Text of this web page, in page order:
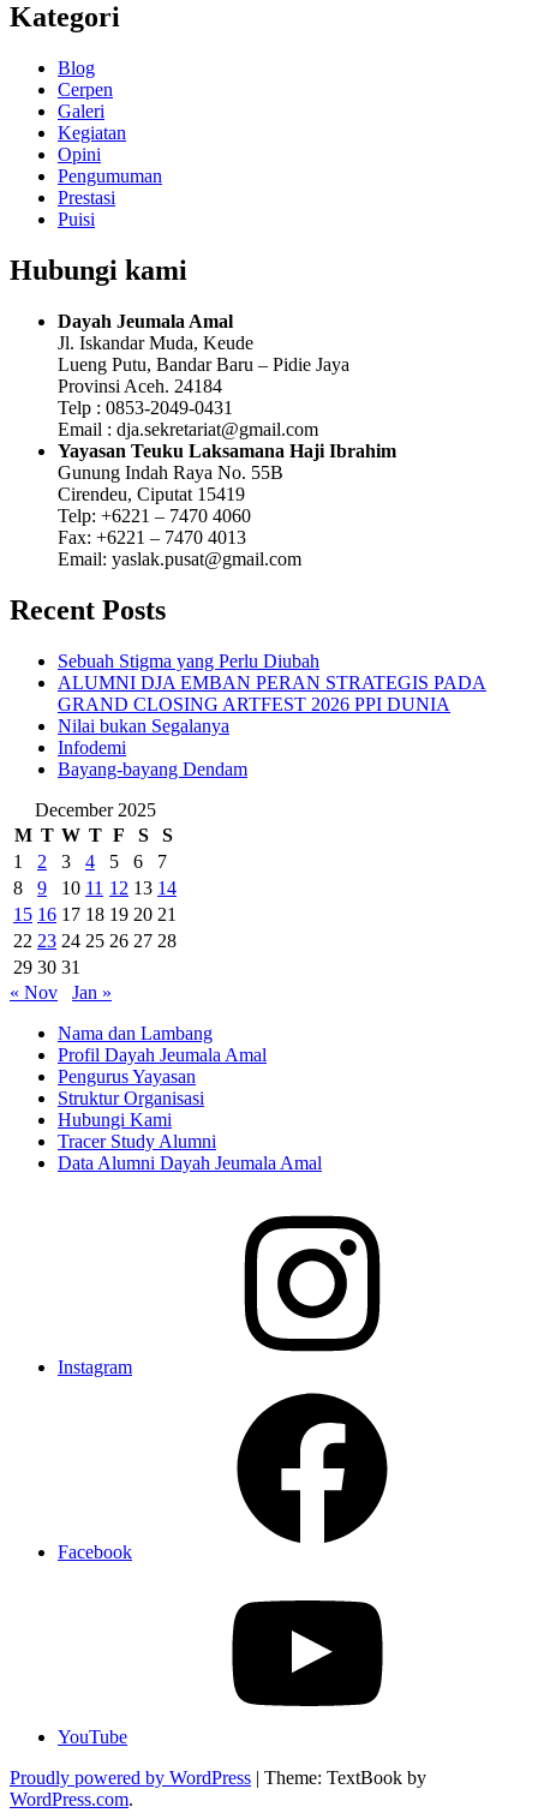
Kategori
Blog
Cerpen
Galeri
Kegiatan
Opini
Pengumuman
Prestasi
Puisi
Hubungi kami
Dayah Jeumala Amal
Jl. Iskandar Muda, Keude
Lueng Putu, Bandar Baru – Pidie Jaya
Provinsi Aceh. 24184
Telp : 0853-2049-0431
Email : dja.sekretariat@gmail.com
Yayasan Teuku Laksamana Haji Ibrahim
Gunung Indah Raya No. 55B
Cirendeu, Ciputat 15419
Telp: +6221 – 7470 4060
Fax: +6221 – 7470 4013
Email: yaslak.pusat@gmail.com
Recent Posts
Sebuah Stigma yang Perlu Diubah
ALUMNI DJA EMBAN PERAN STRATEGIS PADA
GRAND CLOSING ARTFEST 2026 PPI DUNIA
Nilai bukan Segalanya
Infodemi
Bayang-bayang Dendam
December 2025
M T W T F S
S
1
2 3 4 5 6
7
8
9 10 11 12 13 14
15 16 17 18 19 20 21
22 23 24 25 26 27 28
29 30 31
« Nov
Jan »
Nama dan Lambang
Profil Dayah Jeumala Amal
Pengurus Yayasan
Struktur Organisasi
Hubungi Kami
Tracer Study Alumni
Data Alumni Dayah Jeumala Amal
Instagram
Facebook
YouTube
Proudly powered by WordPress | Theme: TextBook by
WordPress.com.